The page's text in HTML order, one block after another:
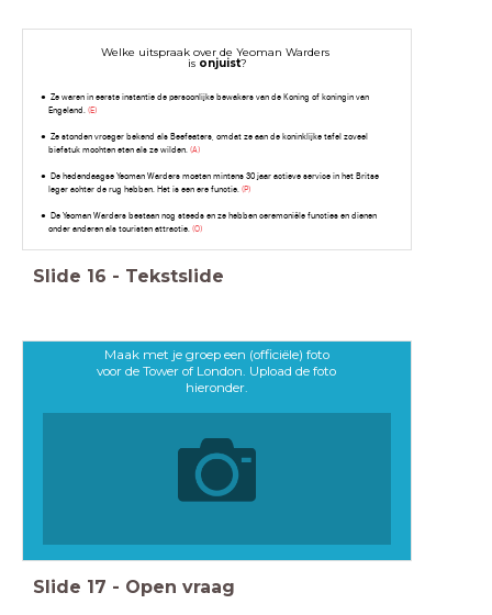
Welke uitspraak over de Yeoman Warders
is onjuist?
Ze waren in eerste instantie de persoonlijke bewakers van de Koning of koningin van
Engeland. (E)
Ze stonden vroeger bekend als Beefeaters, omdat ze aan de koninklijke tafel zoveel
biefstuk mochten eten als ze wilden. (A)
De hedendaagse Yeoman Warders moeten mintens 30 jaar actieve service in het Britse
leger achter de rug hebben. Het is een ere functie. (P)
De Yeoman Warders bestaan nog steeds en ze hebben ceremoniële functies en dienen
onder anderen als touristen attractie. (O)
Slide 16 - Tekstslide
Maak met je groep een (officiële) foto
voor de Tower of London. Upload de foto
hieronder.
Slide 17 - Open vraag